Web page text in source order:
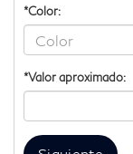
*Color:
*Valor aproximado: